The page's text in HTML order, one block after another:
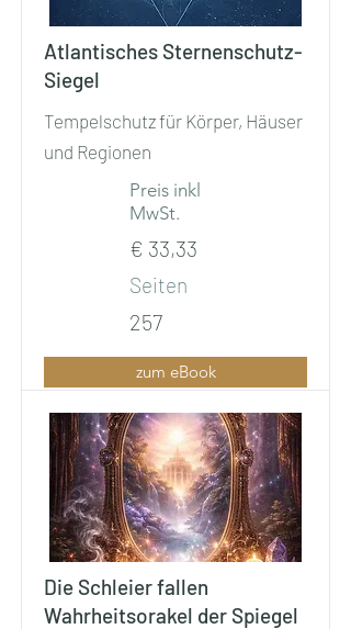
Atlantisches Sternenschutz-
Siegel
Tempelschutz für Körper, Häuser
und Regionen
Preis inkl
MwSt.
€ 33,33
Seiten
257
zum eBook
Die Schleier fallen
Wahrheitsorakel der Spiegel